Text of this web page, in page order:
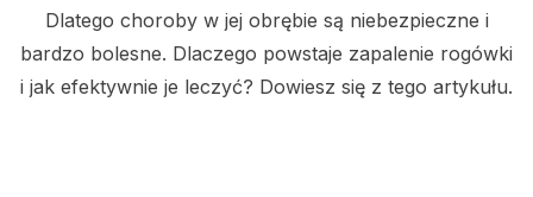
Dlatego choroby w jej obrębie są niebezpieczne i
bardzo bolesne. Dlaczego powstaje zapalenie rogówki
i jak efektywnie je leczyć? Dowiesz się z tego artykułu.